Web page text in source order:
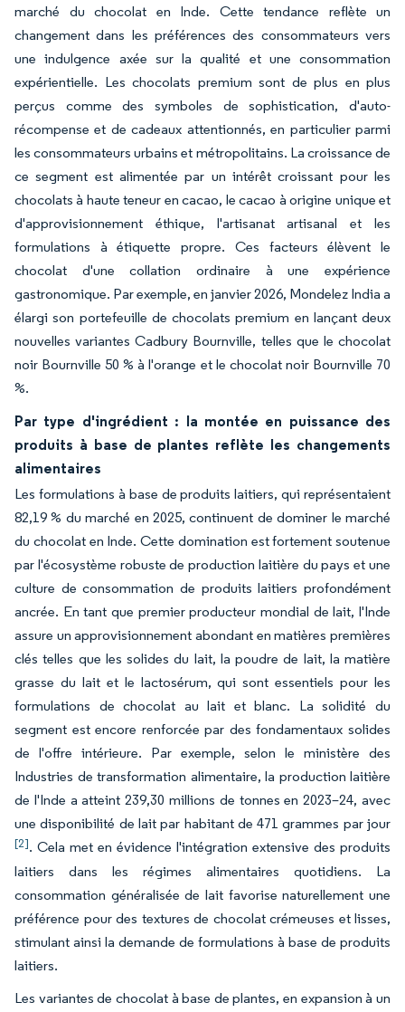
marché du chocolat en Inde. Cette tendance reflète un
changement dans les préférences des consommateurs vers
une indulgence axée sur la qualité et une consommation
expérientielle. Les chocolats premium sont de plus en plus
perçus comme des symboles de sophistication, d'auto-
récompense et de cadeaux attentionnés, en particulier parmi
les consommateurs urbains et métropolitains. La croissance de
ce segment est alimentée par un intérêt croissant pour les
chocolats à haute teneur en cacao, le cacao à origine unique et
d'approvisionnement éthique, l'artisanat artisanal et les
formulations à étiquette propre. Ces facteurs élèvent le
chocolat d'une collation ordinaire à une expérience
gastronomique. Par exemple, en janvier 2026, Mondelez India a
élargi son portefeuille de chocolats premium en lançant deux
nouvelles variantes Cadbury Bournville, telles que le chocolat
noir Bournville 50 % à l'orange et le chocolat noir Bournville 70
%.
Par type d'ingrédient : la montée en puissance des
produits à base de plantes reflète les changements
alimentaires
Les formulations à base de produits laitiers, qui représentaient
82,19 % du marché en 2025, continuent de dominer le marché
du chocolat en Inde. Cette domination est fortement soutenue
par l'écosystème robuste de production laitière du pays et une
culture de consommation de produits laitiers profondément
ancrée. En tant que premier producteur mondial de lait, l'Inde
assure un approvisionnement abondant en matières premières
clés telles que les solides du lait, la poudre de lait, la matière
grasse du lait et le lactosérum, qui sont essentiels pour les
formulations de chocolat au lait et blanc. La solidité du
segment est encore renforcée par des fondamentaux solides
de l'offre intérieure. Par exemple, selon le ministère des
Industries de transformation alimentaire, la production laitière
de l'Inde a atteint 239,30 millions de tonnes en 2023–24, avec
une disponibilité de lait par habitant de 471 grammes par jour
[2]. Cela met en évidence l'intégration extensive des produits
laitiers dans les régimes alimentaires quotidiens. La
consommation généralisée de lait favorise naturellement une
préférence pour des textures de chocolat crémeuses et lisses,
stimulant ainsi la demande de formulations à base de produits
laitiers.
Les variantes de chocolat à base de plantes, en expansion à un